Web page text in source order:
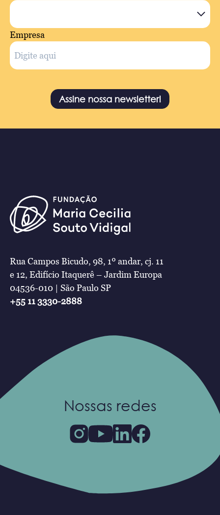
Empresa
Assine nossa newsletter!
Rua Campos Bicudo, 98, 1º andar, cj. 11
e 12, Edifício Itaquerê – Jardim Europa
04536-010 | São Paulo SP
+55 11 3330-2888
Nossas redes